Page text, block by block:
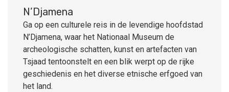
N’Djamena
Ga op een culturele reis in de levendige hoofdstad
N’Djamena, waar het Nationaal Museum de
archeologische schatten, kunst en artefacten van
Tsjaad tentoonstelt en een blik werpt op de rijke
geschiedenis en het diverse etnische erfgoed van
het land.